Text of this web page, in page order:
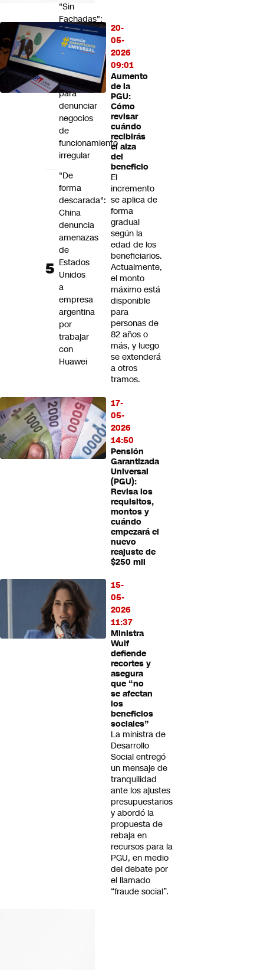
20-
05-
2026
09:01
Aumento
de la
PGU:
Cómo
revisar
cuándo
recibirás
el alza
del
beneficio
El
incremento
se aplica de
forma
gradual
según la
edad de los
beneficiarios.
Actualmente,
el monto
máximo está
disponible
para
personas de
82 años o
más, y luego
se extenderá
a otros
tramos.
17-
05-
2026
14:50
Pensión
Garantizada
Universal
(PGU):
Revisa los
requisitos,
montos y
cuándo
empezará el
nuevo
reajuste de
$250 mil
15-
05-
2026
11:37
Ministra
Wulf
defiende
recortes y
asegura
que “no
se afectan
los
beneficios
sociales”
La ministra de
Desarrollo
Social entregó
un mensaje de
tranquilidad
ante los ajustes
presupuestarios
y abordó la
propuesta de
rebaja en
recursos para la
PGU, en medio
del debate por
el llamado
“fraude social”.
"Sin
Fachadas":
CNC
y
SII
lanzan
plataforma
para
denunciar
negocios
de
funcionamiento
irregular
"De
forma
descarada":
China
denuncia
amenazas
de
Estados
Unidos
a
empresa
argentina
por
trabajar
con
Huawei